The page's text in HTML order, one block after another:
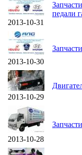
2013-10-31
педали
2013-10-30
2013-10-29
2013-10-28